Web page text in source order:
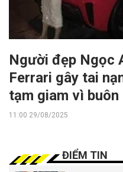
Người đẹp Ngọc
Ferrari gây tai
tạm giam vì buôn
11:00 29/08/2025
ĐIỂM TIN